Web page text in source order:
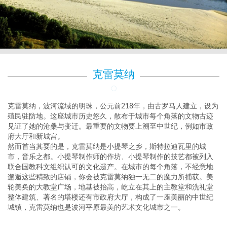
克雷莫纳
克雷莫纳，波河流域的明珠，公元前218年，由古罗马人建立，设为
殖民驻防地。这座城市历史悠久，散布于城市每个角落的文物古迹
见证了她的沧桑与变迁。最重要的文物要上溯至中世纪，例如市政
府大厅和新城宫。
然而首当其要的是，克雷莫纳是小提琴之乡，斯特拉迪瓦里的城
市，音乐之都。小提琴制作师的作坊、小提琴制作的技艺都被列入
联合国教科文组织认可的文化遗产。在城市的每个角落，不经意地
邂逅这些精致的店铺，你会被克雷莫纳独一无二的魔力所捕获。美
轮美奂的大教堂广场，地基被抬高，屹立在其上的主教堂和洗礼堂
整体建筑、著名的塔楼还有市政府大厅，构成了一座美丽的中世纪
城镇，克雷莫纳也是波河平原最美的艺术文化城市之一。